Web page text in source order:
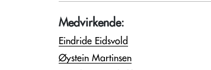
Medvirkende:
Eindride Eidsvold
Øystein Martinsen